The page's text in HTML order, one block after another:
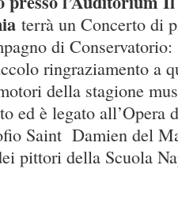
terrà un Concerto di
di
ringraziamento a
della stagione
ed è legato all’Opera
Saint Damien del
pittori della Scuola